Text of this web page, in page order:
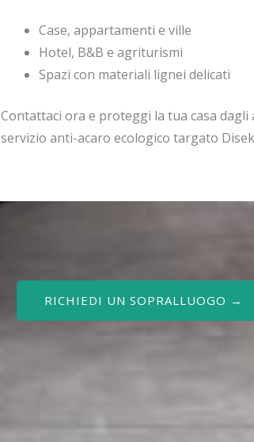
Case, appartamenti e ville
Hotel, B&B e agriturismi
Spazi con materiali lignei delicati
Contattaci ora e proteggi la tua casa dagli
servizio anti-acaro ecologico targato
RICHIEDI UN SOPRALLUOGO →